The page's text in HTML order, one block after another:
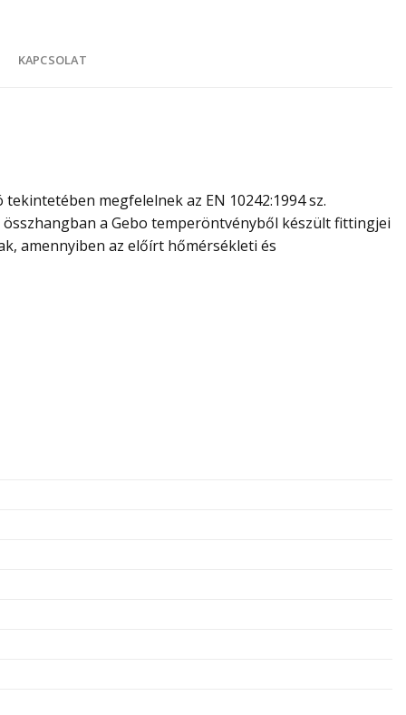
KAPCSOLAT
megfelelnek az EN 10242:1994 sz.
a Gebo temperöntvényből készült fittingjei
amennyiben az előírt hőmérsékleti és